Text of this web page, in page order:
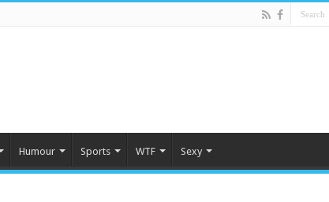
Humour Sports WTF Sexy